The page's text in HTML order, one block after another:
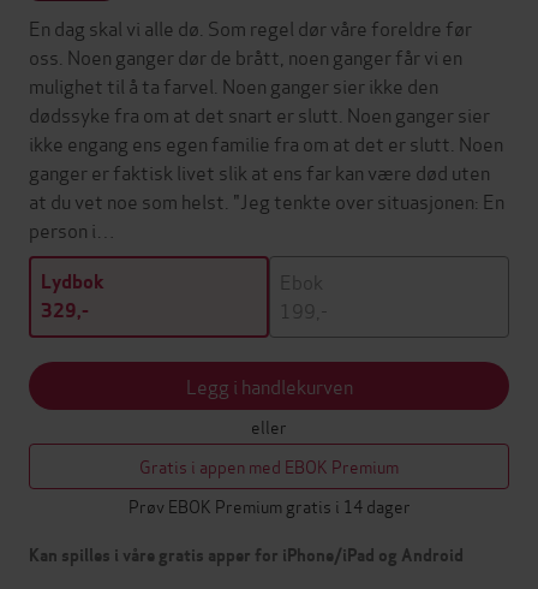
En dag skal vi alle dø. Som regel dør våre foreldre før
oss. Noen ganger dør de brått, noen ganger får vi en
mulighet til å ta farvel. Noen ganger sier ikke den
dødssyke fra om at det snart er slutt. Noen ganger sier
ikke engang ens egen familie fra om at det er slutt. Noen
ganger er faktisk livet slik at ens far kan være død uten
at du vet noe som helst. "Jeg tenkte over situasjonen: En
person i…
Lydbok
329,-
Ebok
199,-
Legg i handlekurven
eller
Gratis i appen med EBOK Premium
Prøv EBOK Premium gratis i 14 dager
Kan spilles i våre gratis apper for iPhone/iPad og Android